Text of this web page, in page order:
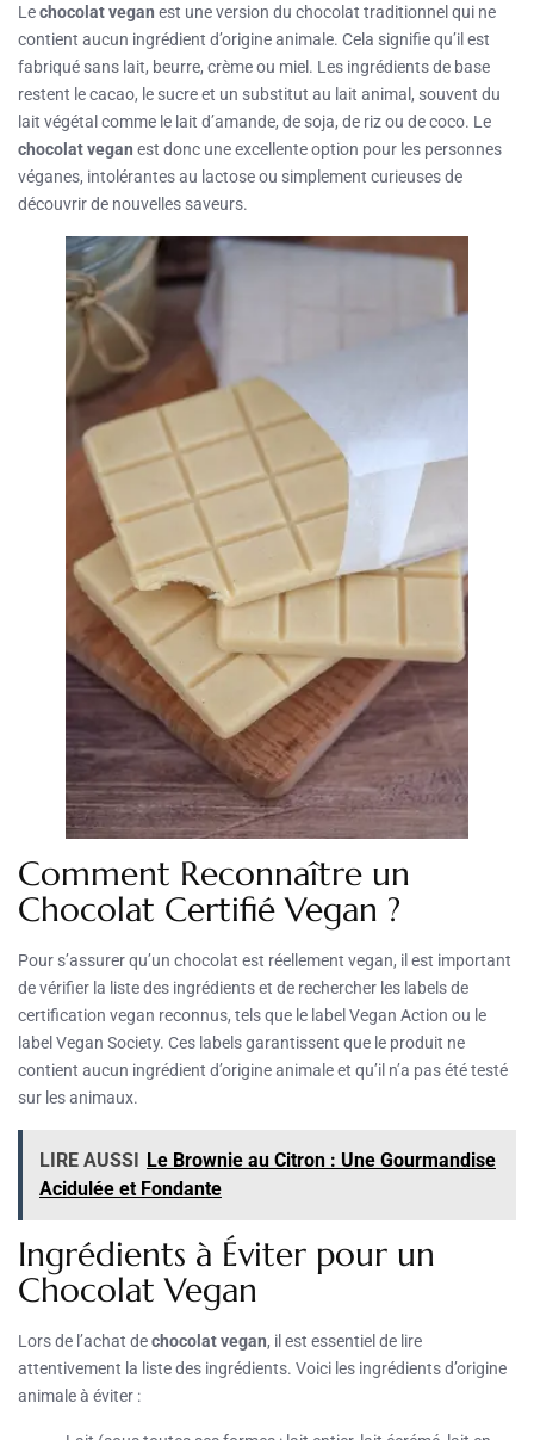
Lechocolat vegan est une version du chocolat traditionnel qui ne
contient aucun ingrédient d’origine animale. Cela signifie qu’il est
fabriqué sans lait, beurre, crème ou miel. Les ingrédients de base
restent le cacao, le sucre et un substitut au lait animal, souvent du
lait végétal comme le lait d’amande, de soja, de riz ou de coco. Le
chocolat vegan est donc une excellente option pour les personnes
véganes, intolérantes au lactose ou simplement curieuses de
découvrir de nouvelles saveurs.
Comment Reconnaître un
Chocolat Certifié Vegan ?
Pour s’assurer qu’un chocolat est réellement vegan, il est important
de vérifier la liste des ingrédients et de rechercher les labels de
certification vegan reconnus, tels que le label Vegan Action ou le
label Vegan Society. Ces labels garantissent que le produit ne
contient aucun ingrédient d’origine animale et qu’il n’a pas été testé
sur les animaux.
LIRE AUSSI Le Brownie au Citron : Une Gourmandise
Acidulée et Fondante
Ingrédients à Éviter pour un
Chocolat Vegan
Lors de l’achat dechocolat vegan, il est essentiel de lire
attentivement la liste des ingrédients. Voici les ingrédients d’origine
animale à éviter :